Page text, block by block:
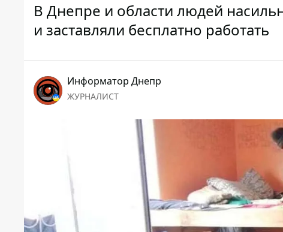
В Днепре и области людей
и заставляли бесплатно работать
Информатор Днепр
ЖУРНАЛИСТ